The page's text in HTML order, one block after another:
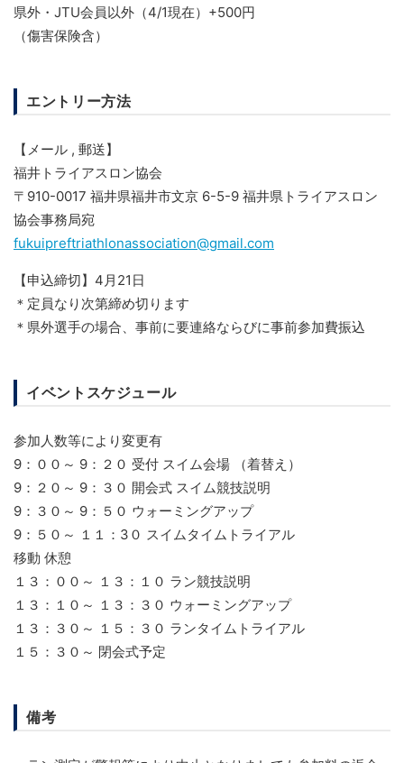
県外・JTU会員以外（4/1現在）+500円
（傷害保険含）
エントリー方法
【メール , 郵送】
福井トライアスロン協会
〒910-0017 福井県福井市文京 6-5-9 福井県トライアスロン
協会事務局宛
fukuipreftriathlonassociation@gmail.com
【申込締切】4月21日
＊定員なり次第締め切ります
＊県外選手の場合、事前に要連絡ならびに事前参加費振込
イベントスケジュール
参加人数等により変更有
9：００～ 9：２０ 受付 スイム会場 （着替え）
9：２０～ 9：３０ 開会式 スイム競技説明
9：３０～ 9：５０ ウォーミングアップ
9：５０～ １１：3０ スイムタイムトライアル
移動 休憩
１３：００～ １３：１０ ラン競技説明
１３：１０～ １３：３０ ウォーミングアップ
１３：３０～ １５：３０ ランタイムトライアル
１５：３０～ 閉会式予定
備考